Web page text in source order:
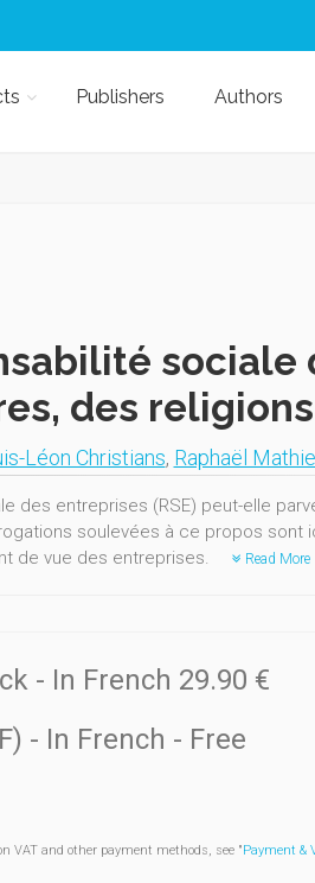
Publishers Authors
des
Léon Christians, Raphaël
des entreprises (RSE) peut-elle
soulevées à ce propos
de vue des entreprises.
Read More
- In French 29.90 €
- In French - Free
VAT and other payment methods, see "Payment &